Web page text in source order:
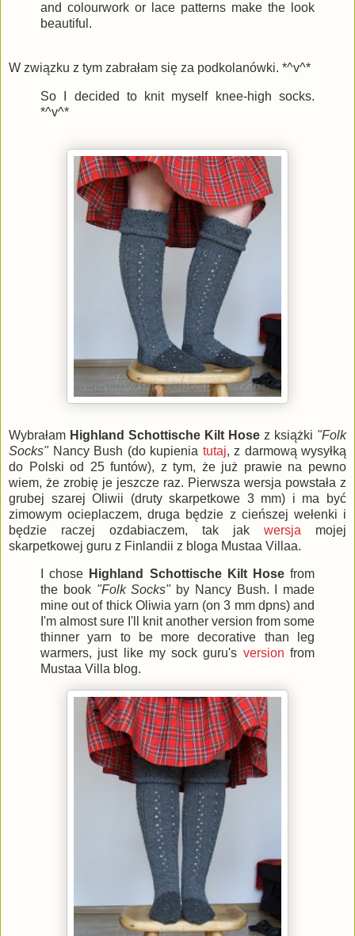
and colourwork or lace patterns make the look
beautiful.
W związku z tym zabrałam się za podkolanówki. *^v^*
So I decided to knit myself knee-high socks.
*^v^*
Wybrałam Highland Schottische Kilt Hose z książki "Folk
Socks"Nancy Bush (do kupienia tutaj, z darmową wysyłką
do Polski od 25 funtów), z tym, że już prawie na pewno
wiem, że zrobię je jeszcze raz. Pierwsza wersja powstała z
grubej szarej Oliwii (druty skarpetkowe 3 mm) i ma być
zimowym ocieplaczem, druga będzie z cieńszej wełenki i
będzie raczej ozdabiaczem, tak jak wersja mojej
skarpetkowej guru z Finlandii z bloga Mustaa Villaa.
I chose Highland Schottische Kilt Hosefrom
the book "Folk Socks"by Nancy Bush. I made
mine out of thick Oliwia yarn (on 3 mm dpns) and
I'm almost sure I'll knit another version from some
thinner yarn to be more decorative than leg
warmers, just like my sock guru's version from
Mustaa Villa blog.